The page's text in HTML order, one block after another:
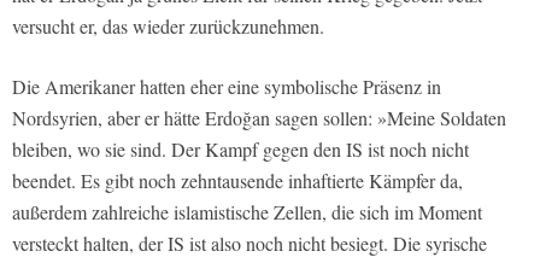
versucht er, das wieder zurückzunehmen.
Die Amerikaner hatten eher eine symbolische Präsenz in
Nordsyrien, aber er hätte Erdoğan sagen sollen: »Meine Soldaten
bleiben, wo sie sind. Der Kampf gegen den IS ist noch nicht
beendet. Es gibt noch zehntausende inhaftierte Kämpfer da,
außerdem zahlreiche islamistische Zellen, die sich im Moment
versteckt halten, der IS ist also noch nicht besiegt. Die syrische